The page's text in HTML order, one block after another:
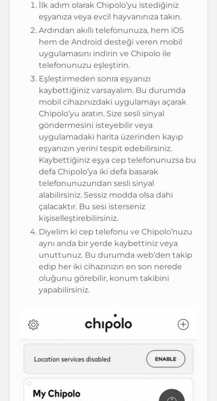
İlk adım olarak Chipolo’yu istediğiniz
eşyanıza veya evcil hayvanınıza takın.
Ardından akıllı telefonunuza, hem iOS
hem de Android desteği veren mobil
uygulamasını indirin ve Chipolo ile
telefonunuzu eşleştirin.
Eşleştirmeden sonra eşyanızı
kaybettiğiniz varsayalım. Bu durumda
mobil cihazınızdaki uygulamayı açarak
Chipolo’yu aratın. Size sesli sinyal
göndermesini isteyebilir veya
uygulamadaki harita üzerinden kayıp
eşyanızın yerini tespit edebilirsiniz.
Kaybettiğiniz eşya cep telefonunuzsa bu
defa Chipolo’ya iki defa basarak
telefonunuzundan sesli sinyal
alabilirsiniz. Sessiz modda olsa dahi
çalacaktır. Bu sesi isterseniz
kişiselleştirebilirsiniz.
Diyelim ki cep telefonu ve Chipolo’nuzu
aynı anda bir yerde kaybettiniz veya
unuttunuz. Bu durumda web’den takip
edip her iki cihazınızın en son nerede
oluğunu görebilir, konum takibini
yapabilirsiniz.